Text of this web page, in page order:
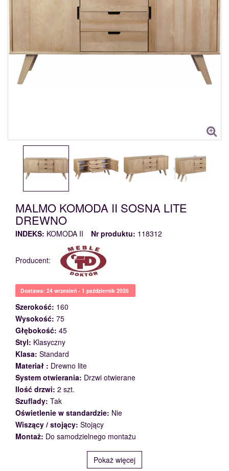
MALMO KOMODA II SOSNA LITE
DREWNO
INDEKS: KOMODA II Nr produktu: 118312
Producent:
Dostawa: 24 wrzesień - 1 październik 2026
Szerokość: 160
Wysokość: 75
Głębokość: 45
Styl: Klasyczny
Klasa: Standard
Materiał : Drewno lite
System otwierania: Drzwi otwierane
Ilość drzwi: 2 szt.
Szuflady: Tak
Oświetlenie w standardzie: Nie
Wiszący / stojący: Stojący
Montaż: Do samodzielnego montażu
Pokaż więcej